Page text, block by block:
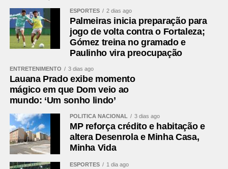
ESPORTES 2 dias ago
Palmeiras inicia preparação para
jogo de volta contra o Fortaleza;
Gómez treina no gramado e
Paulinho vira preocupação
ENTRETENIMENTO 3 dias ago
Lauana Prado exibe momento
mágico em que Dom veio ao
mundo: ‘Um sonho lindo’
POLÍTICA NACIONAL 3 dias ago
MP reforça crédito e habitação e
altera Desenrola e Minha Casa,
Minha Vida
ESPORTES 1 dia ago